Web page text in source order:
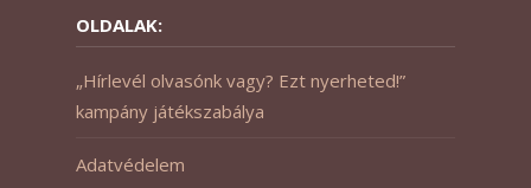
OLDALAK:
„Hírlevél olvasónk vagy? Ezt nyerheted!”
kampány játékszabálya
Adatvédelem